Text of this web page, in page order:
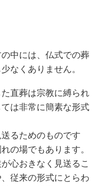
中には、仏式での葬
なくありません。
直葬は宗教に縛られ
は非常に簡素な形式
るためのものです
の場でもあります。
心おきなく見送るこ
従来の形式にとらわ